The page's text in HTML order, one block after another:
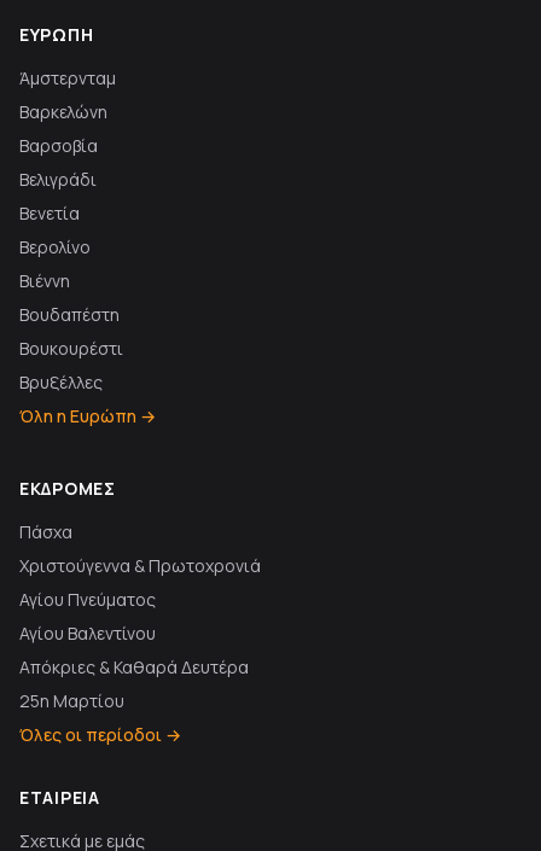
ΕΥΡΏΠΗ
Άμστερνταμ
Βαρκελώνη
Βαρσοβία
Βελιγράδι
Βενετία
Βερολίνο
Βιέννη
Βουδαπέστη
Βουκουρέστι
Βρυξέλλες
Όλη η Ευρώπη →
ΕΚΔΡΟΜΈΣ
Πάσχα
Χριστούγεννα & Πρωτοχρονιά
Αγίου Πνεύματος
Αγίου Βαλεντίνου
Απόκριες & Καθαρά Δευτέρα
25η Μαρτίου
Όλες οι περίοδοι →
ΕΤΑΙΡΕΊΑ
Σχετικά με εμάς